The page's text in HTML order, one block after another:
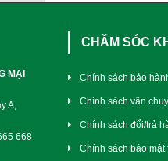
MẠI
A,
668
CHĂM SÓC
Chính sách bảo
Chính sách vận
Chính sách đổi/trả
Chính sách bảo mật